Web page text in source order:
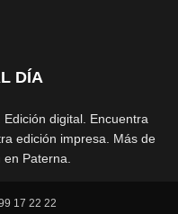
DÍA
digital. Encuentra
edición impresa. Más de
Paterna.
17 22 22